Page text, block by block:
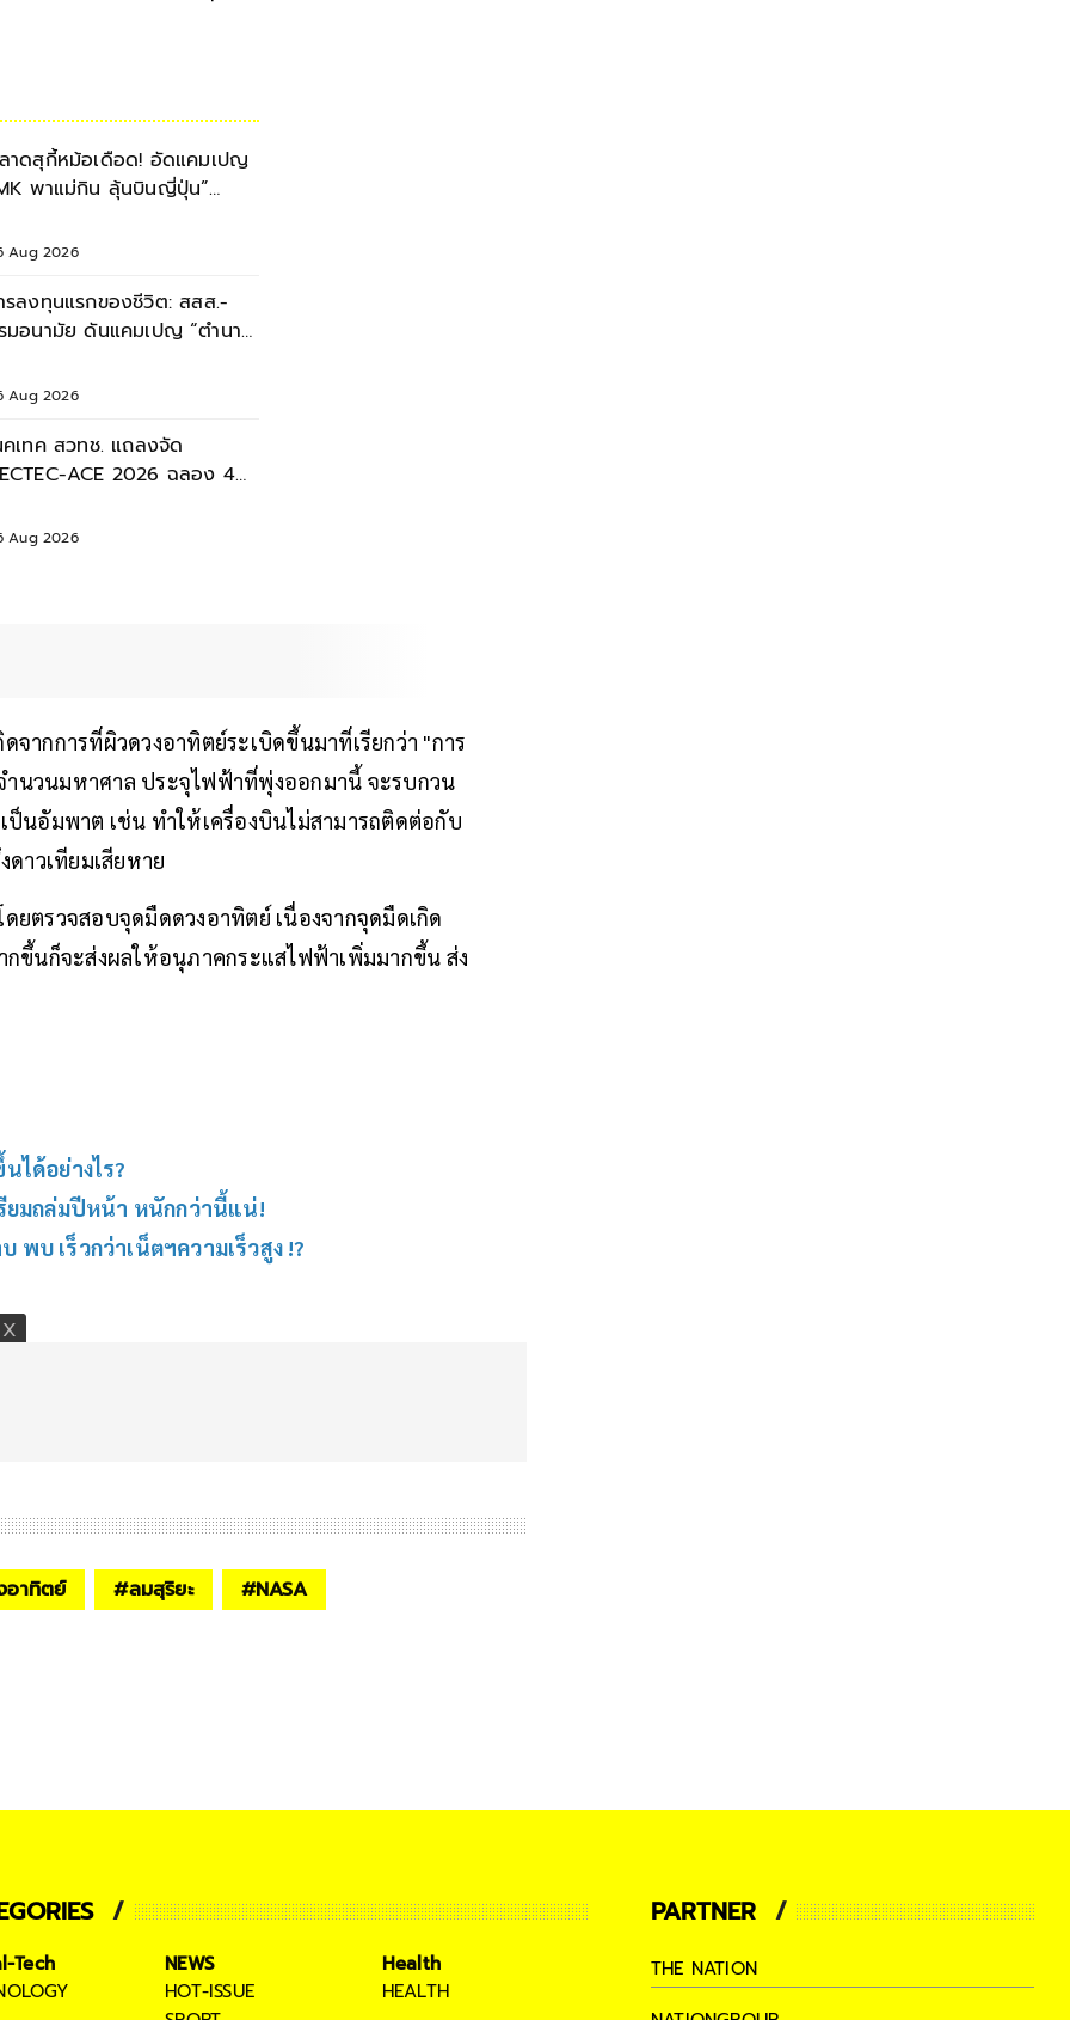
าดสุกี้หม้อเดือด! อัดแคมเปญ
พาแม่กิน ลุ้นบินญี่ปุ่น”
Aug 2026
รลงทุนแรกของชีวิต: สสส.-
มอนามัย ดันแคมเปญ “ตำนาน
ยืน
Aug 2026
คเทค สวทช. แถลงจัด
ACE 2026 ฉลอง 40
Aug 2026
จากการที่ผิวดวงอาทิตย์ระเบิดขึ้นมาที่เรียกว่า "การ
นวนมหาศาล ประจุไฟฟ้าที่พุ่งออกมานี้ จะรบกวน
ป็นอัมพาต เช่น ทำให้เครื่องบินไม่สามารถติดต่อกับ
าวเทียมเสียหาย
ยตรวจสอบจุดมืดดวงอาทิตย์ เนื่องจากจุดมืดเกิด
ขึ้นก็จะส่งผลให้อนุภาคกระแสไฟฟ้าเพิ่มมากขึ้น ส่ง
ได้อย่างไร?
ยมถล่มปีหน้า หนักกว่านี้แน่!
บ เร็วกว่าเน็ตฯความเร็วสูง !?
อาทิตย์ #ลมสุริยะ #NASA
Tech
NEWS
HOT-ISSUE
Health
HEALTH
PARTNER
THE NATION